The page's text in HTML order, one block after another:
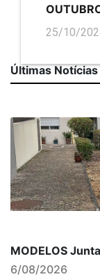
25/10/
Últimas Notícias
MODELOS
6/08/2026